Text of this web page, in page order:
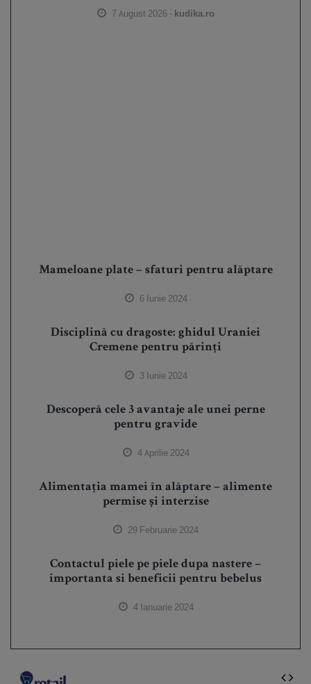
7 August 2026 - kudika.ro
Mameloane plate – sfaturi pentru alăptare
6 Iunie 2024
Disciplină cu dragoste: ghidul Uraniei
Cremene pentru părinți
3 Iunie 2024
Descoperă cele 3 avantaje ale unei perne
pentru gravide
4 Aprilie 2024
Alimentația mamei în alăptare – alimente
permise și interzise
29 Februarie 2024
Contactul piele pe piele dupa nastere –
importanta si beneficii pentru bebelus
4 Ianuarie 2024